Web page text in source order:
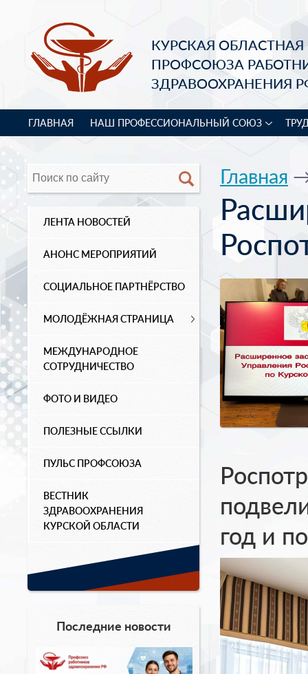
КУРСКАЯ
ПРОФСОЮЗА
ЗДРАВООХРАНЕНИЯ
ГЛАВНАЯ НАШ ПРОФЕССИОНАЛЬНЫЙ СОЮЗ
ЛЕНТА НОВОСТЕЙ
АНОНС МЕРОПРИЯТИЙ
СОЦИАЛЬНОЕ ПАРТНЁРСТВО
МОЛОДЁЖНАЯ СТРАНИЦА
МЕЖДУНАРОДНОЕ
СОТРУДНИЧЕСТВО
ФОТО И ВИДЕО
ПОЛЕЗНЫЕ ССЫЛКИ
ПУЛЬС ПРОФСОЮЗА
ВЕСТНИК
ЗДРАВООХРАНЕНИЯ
КУРСКОЙ ОБЛАСТИ
Последние новости
Главная
год и